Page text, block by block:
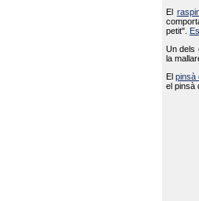
El
petit".
Un dels
la
Elpinsà
el pinsà